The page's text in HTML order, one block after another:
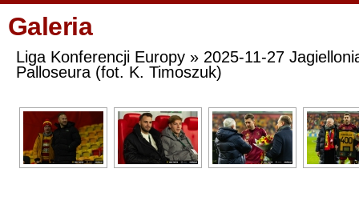
Galeria
Liga Konferencji Europy » 2025-11-27
Palloseura (fot. K. Timoszuk)